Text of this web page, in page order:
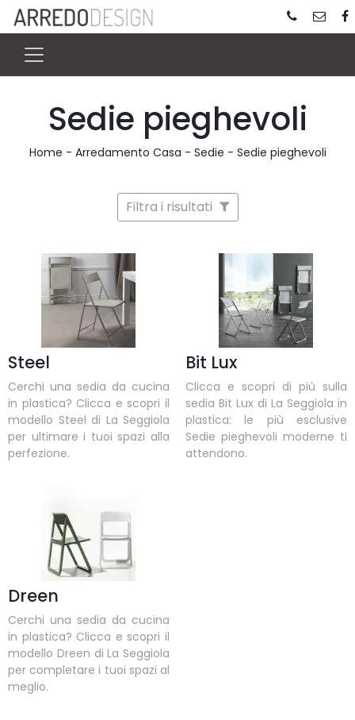
Sedie pieghevoli
Home - Arredamento Casa - Sedie - Sedie pieghevoli
Filtra i risultati
Steel
Cerchi una sedia da cucina
in plastica? Clicca e scopri il
modello Steel di La Seggiola
per ultimare i tuoi spazi alla
perfezione.
Bit Lux
Clicca e scopri di più sulla
sedia Bit Lux di La Seggiola in
plastica: le più esclusive
Sedie pieghevoli moderne ti
attendono.
Dreen
Cerchi una sedia da cucina
in plastica? Clicca e scopri il
modello Dreen di La Seggiola
per completare i tuoi spazi al
meglio.